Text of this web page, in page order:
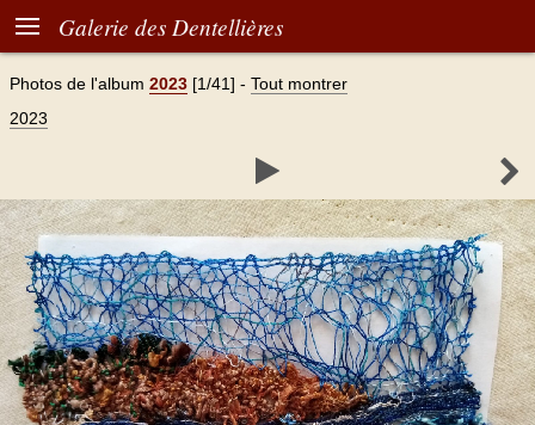
 Galerie des Dentellières
Photos de l'album 2023 [1/41] - Tout montrer
2023
 